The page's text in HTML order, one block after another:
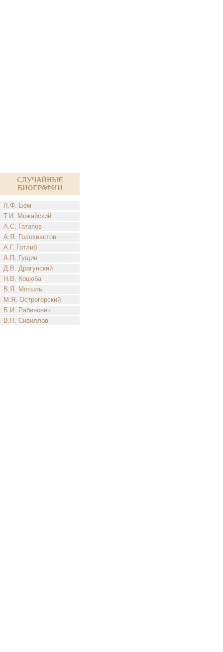
Случайные
биографии
Л.Ф. Бем
Т.И. Можайский
А.С. Гатапов
А.Я. Голохвастов
А.Г. Готлиб
А.П. Гущин
Д.В. Драгунский
Н.В. Коцюба
В.Я. Мотыль
М.Я. Острогорский
Б.И. Рабинович
В.П. Сивиллов